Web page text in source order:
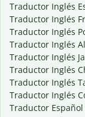
Traductor Inglés
Traductor Inglés
Traductor Inglés
Traductor Inglés
Traductor Inglés
Traductor Inglés
Traductor Inglés
Traductor Inglés
Traductor Español